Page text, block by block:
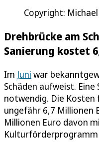
Copyright:
Drehbrücke am
Sanierung kostet
Im Juni war
Schäden aufweist. Eine
notwendig. Die Kosten
ungefähr 6,7 Millionen
Millionen Euro davon
Kulturförderprogramm